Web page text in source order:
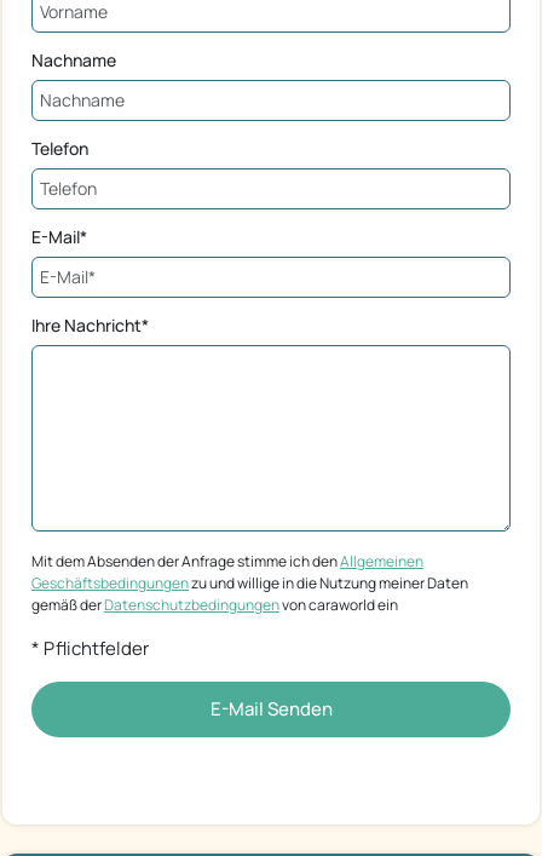
Nachname
Telefon
E-Mail*
Ihre Nachricht*
Mit dem Absenden der Anfrage stimme ich denAllgemeinen
Geschäftsbedingungenzu und willige in die Nutzung meiner Daten
gemäß derDatenschutzbedingungenvon caraworld ein
* Pflichtfelder
E-Mail Senden